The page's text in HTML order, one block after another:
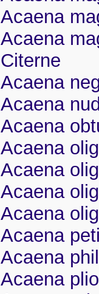
Acaena
Acaena
Citerne
Acaena
Acaena
Acaena
Acaena
Acaena
Acaena
Acaena
Acaena
Acaena
Acaena